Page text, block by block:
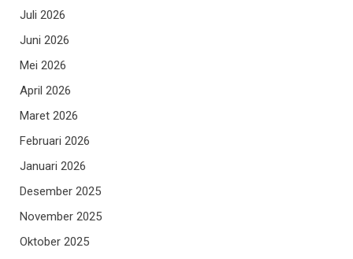
Juli 2026
Juni 2026
Mei 2026
April 2026
Maret 2026
Februari 2026
Januari 2026
Desember 2025
November 2025
Oktober 2025